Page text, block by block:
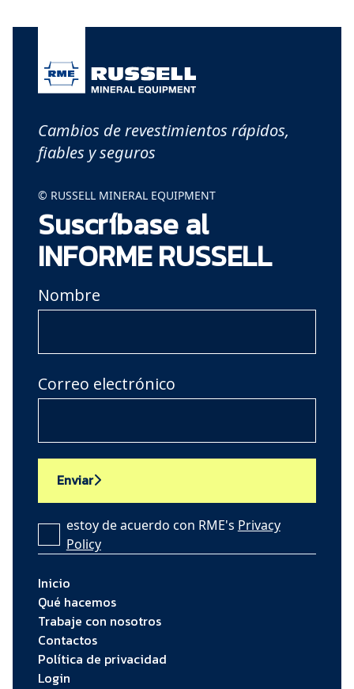
Cambios de revestimientos rápidos,
fiables y seguros
© RUSSELL MINERAL EQUIPMENT
Suscríbase al
INFORME RUSSELL
Nombre
Correo electrónico
Enviar
estoy de acuerdo con RME's Privacy
Policy
Inicio
Qué hacemos
Trabaje con nosotros
Contactos
Política de privacidad
Login